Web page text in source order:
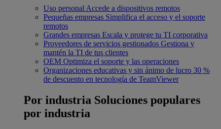
Uso personal Accede a dispositivos remotos
Pequeñas empresas Simplifica el acceso y el soporte
remotos
Grandes empresas Escala y protege tu TI corporativa
Proveedores de servicios gestionados Gestiona y
mantén la TI de tus clientes
OEM Optimiza el soporte y las operaciones
Organizaciones educativas y sin ánimo de lucro 30 %
de descuento en tecnología de TeamViewer
Por industria Soluciones populares
por industria